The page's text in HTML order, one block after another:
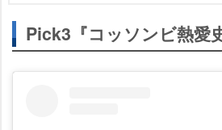
Pick3『コッソンビ熱愛